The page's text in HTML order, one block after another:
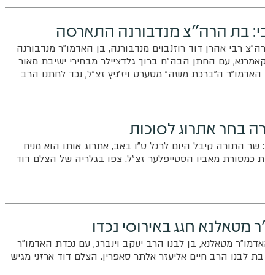
בת הרה"צ מנדבורנה התארסה
רבי אהרן דוד רוזנבוים מנדבורנה, בן האדמו"ר מנדבורנה
עם החתן הבה"ח ברוך גלדציילר מבחירי ישיבת מאור
האדמו"ר ה"ברכת משה" מסערט ויז'ניץ זצ"ל, נכד לחתנו הרב
הנה"ח רבי חיים משה פלדמן, בן לחתנו הרב אלישע יצחק
דניאל גלדציילער ראש ישיבת אור ישראל בארה"ב. השמחה
מנדבורנה בקרית נדבורנה בבני ברק. בהשתתפות הסבים
צילום שוקי לרר
בחר אתרוג לסוכות
התורה קיבל היום לרגל ט"ו באב, אתרוג אותו הוא מניח
כמסורת מאביו הסטייפלער זצ"ל. צפו בגלריה של הצלם דוד
מטאלנא חגג באירוסי נכדו
מטאלנא, בן לבנו הרב יעקב וינברג, עם נכדת האדמו"ר
לבנו הרב חיים אליעזר אלתר סאפרין. הצלם דוד ארזני מגיש